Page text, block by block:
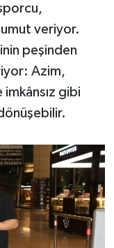
veriyor.
peşinden
Azim,
gibi